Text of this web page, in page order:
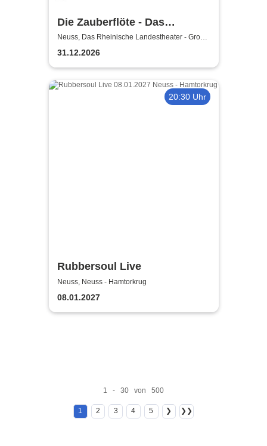
Die Zauberflöte - Das
Rheinische Landestheater
Neuss, Das Rheinische Landestheater - Große
Bühne
31.12.2026
20:30 Uhr
Rubbersoul Live
Neuss, Neuss - Hamtorkrug
08.01.2027
1 - 30 von 500
1 2 3 4 5 ❯ ❯❯